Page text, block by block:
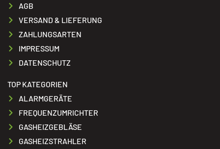
AGB
VERSAND & LIEFERUNG
ZAHLUNGSARTEN
IMPRESSUM
DATENSCHUTZ
TOP KATEGORIEN
ALARMGERÄTE
FREQUENZUMRICHTER
GASHEIZGEBLÄSE
GASHEIZSTRAHLER